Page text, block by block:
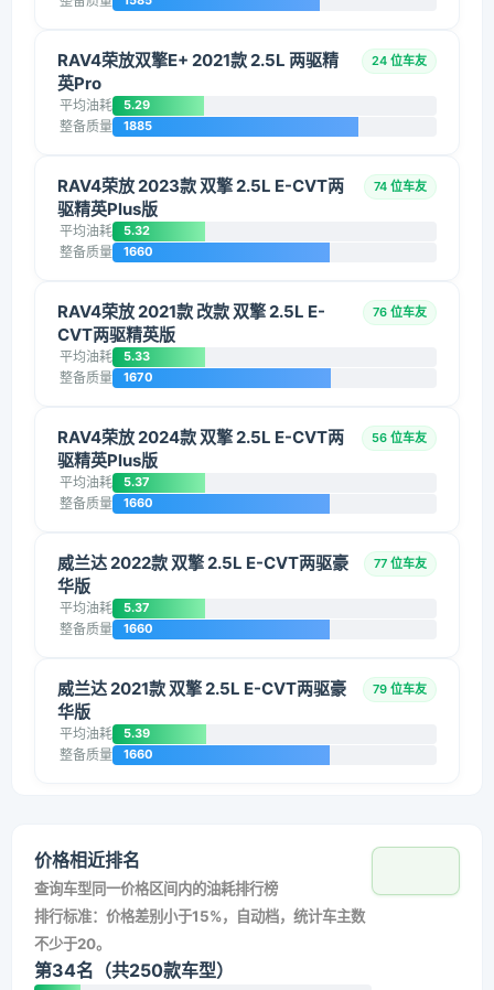
RAV4荣放双擎E+ 2021款 2.5L 两驱精
英Pro
24 位车友
平均油耗 5.29
整备质量 1885
RAV4荣放 2023款 双擎 2.5L E-CVT两
驱精英Plus版
74 位车友
平均油耗 5.32
整备质量 1660
RAV4荣放 2021款 改款 双擎 2.5L E-
CVT两驱精英版
76 位车友
平均油耗 5.33
整备质量 1670
RAV4荣放 2024款 双擎 2.5L E-CVT两
驱精英Plus版
56 位车友
平均油耗 5.37
整备质量 1660
威兰达 2022款 双擎 2.5L E-CVT两驱豪
华版
77 位车友
平均油耗 5.37
整备质量 1660
威兰达 2021款 双擎 2.5L E-CVT两驱豪
华版
79 位车友
平均油耗 5.39
整备质量 1660
价格相近排名
查询车型同一价格区间内的油耗排行榜
排行标准：价格差别小于15%，自动档，统计车主数
不少于20。
第34名（共250款车型）